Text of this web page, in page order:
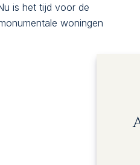
is het tijd voor de
woningen